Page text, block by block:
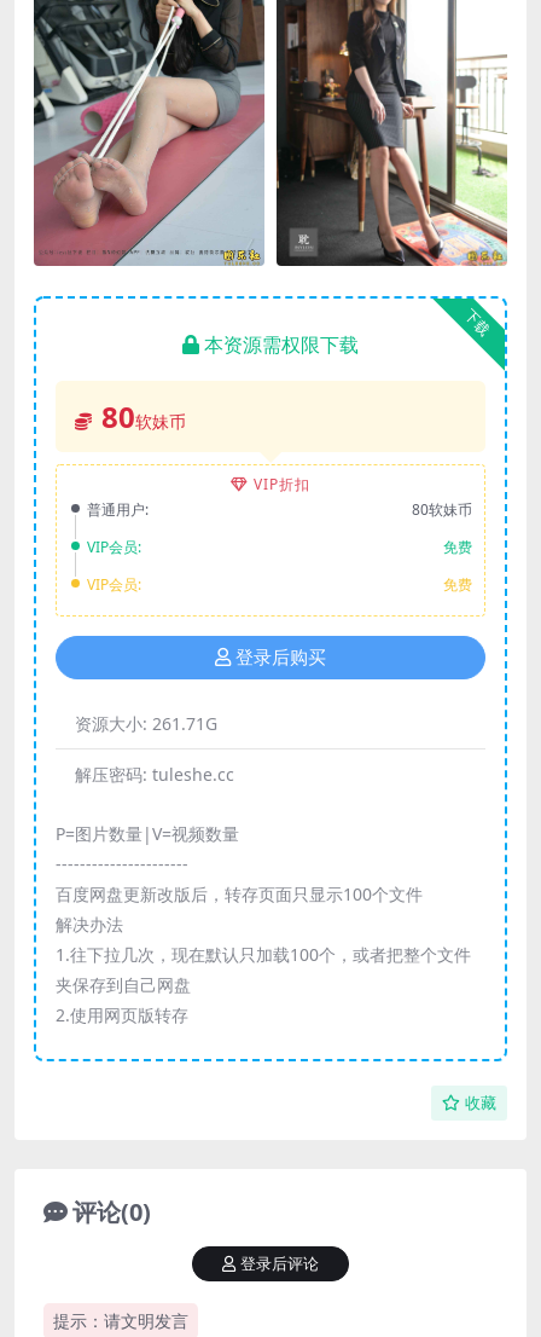
下载
本资源需权限下载
80软妹币
VIP折扣
普通用户:
80软妹币
VIP会员:
免费
VIP会员:
免费
登录后购买
资源大小: 261.71G
解压密码: tuleshe.cc
P=图片数量|V=视频数量
----------------------
百度网盘更新改版后，转存页面只显示100个文件
解决办法
1.往下拉几次，现在默认只加载100个，或者把整个文件
夹保存到自己网盘
2.使用网页版转存
收藏
评论(0)
提示：请文明发言
登录后评论